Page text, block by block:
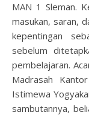
MAN 1 Sleman.
masukan, saran,
kepentingan
sebelum
pembelajaran.
Madrasah
Istimewa
sambutannya,